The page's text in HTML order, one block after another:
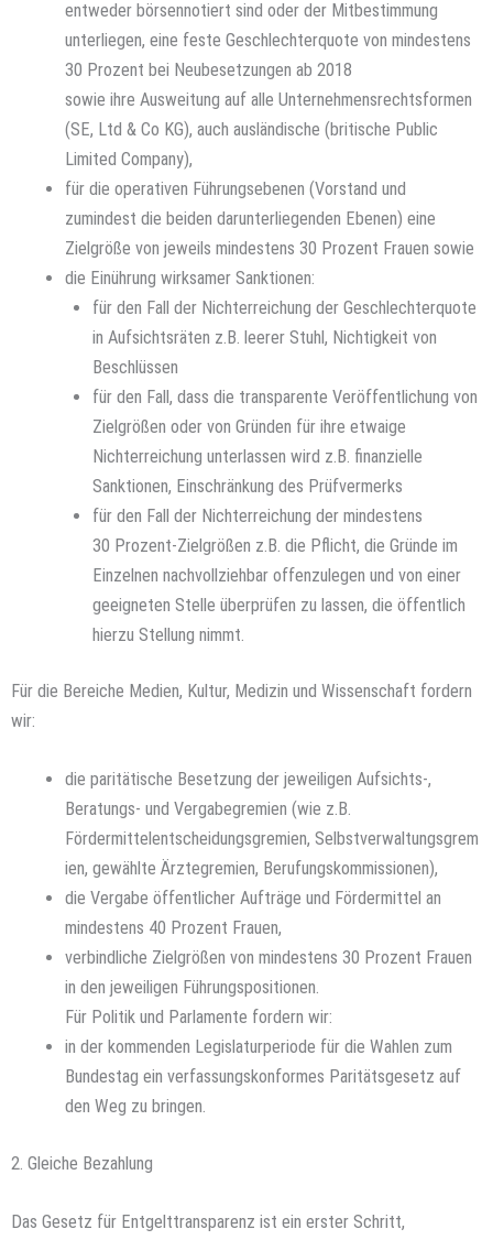
entweder börsennotiert sind oder der Mitbestimmung
unterliegen, eine feste Geschlechterquote von mindestens
30 Prozent bei Neubesetzungen ab 2018
sowie ihre Ausweitung auf alle Unternehmensrechtsformen
(SE, Ltd & Co KG), auch ausländische (britische Public
Limited Company),
für die operativen Führungsebenen (Vorstand und
zumindest die beiden darunterliegenden Ebenen) eine
Zielgröße von jeweils mindestens 30 Prozent Frauen sowie
die Einührung wirksamer Sanktionen:
für den Fall der Nichterreichung der Geschlechterquote
in Aufsichtsräten z.B. leerer Stuhl, Nichtigkeit von
Beschlüssen
für den Fall, dass die transparente Veröffentlichung von
Zielgrößen oder von Gründen für ihre etwaige
Nichterreichung unterlassen wird z.B. finanzielle
Sanktionen, Einschränkung des Prüfvermerks
für den Fall der Nichterreichung der mindestens
30 Prozent-Zielgrößen z.B. die Pflicht, die Gründe im
Einzelnen nachvollziehbar offenzulegen und von einer
geeigneten Stelle überprüfen zu lassen, die öffentlich
hierzu Stellung nimmt.
Für die Bereiche Medien, Kultur, Medizin und Wissenschaft fordern
wir:
die paritätische Besetzung der jeweiligen Aufsichts-,
Beratungs- und Vergabegremien (wie z.B.
Fördermittelentscheidungsgremien, Selbstverwaltungsgrem
ien, gewählte Ärztegremien, Berufungskommissionen),
die Vergabe öffentlicher Aufträge und Fördermittel an
mindestens 40 Prozent Frauen,
verbindliche Zielgrößen von mindestens 30 Prozent Frauen
in den jeweiligen Führungspositionen.
Für Politik und Parlamente fordern wir:
in der kommenden Legislaturperiode für die Wahlen zum
Bundestag ein verfassungskonformes Paritätsgesetz auf
den Weg zu bringen.
2. Gleiche Bezahlung
Das Gesetz für Entgelttransparenz ist ein erster Schritt,